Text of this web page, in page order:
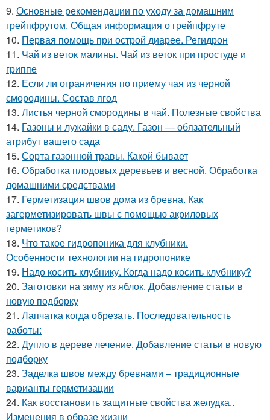
9. Основные рекомендации по уходу за домашним
грейпфрутом. Общая информация о грейпфруте
10. Первая помощь при острой диарее. Регидрон
11. Чай из веток малины. Чай из веток при простуде и
гриппе
12. Если ли ограничения по приему чая из черной
смородины. Состав ягод
13. Листья черной смородины в чай. Полезные свойства
14. Газоны и лужайки в саду. Газон — обязательный
атрибут вашего сада
15. Сорта газонной травы. Какой бывает
16. Обработка плодовых деревьев и весной. Обработка
домашними средствами
17. Герметизация швов дома из бревна. Как
загерметизировать швы с помощью акриловых
герметиков?
18. Что такое гидропоника для клубники.
Особенности технологии на гидропонике
19. Надо косить клубнику. Когда надо косить клубнику?
20. Заготовки на зиму из яблок. Добавление статьи в
новую подборку
21. Лапчатка когда обрезать. Последовательность
работы:
22. Дупло в дереве лечение. Добавление статьи в новую
подборку
23. Заделка швов между бревнами – традиционные
варианты герметизации
24. Как восстановить защитные свойства желудка..
Изменения в образе жизни